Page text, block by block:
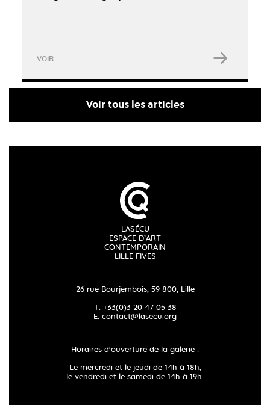
VOIR
Voir tous les articles
LASÉCU
ESPACE D’ART
CONTEMPORAIN
LILLE FIVES
26 rue Bourjembois, 59 800, Lille
T: +33(0)3 20 47 05 38
E: contact@lasecu.org
Horaires d'ouverture de la galerie :
Le mercredi et le jeudi de 14h à 18h,
le vendredi et le samedi de 14h à 19h.